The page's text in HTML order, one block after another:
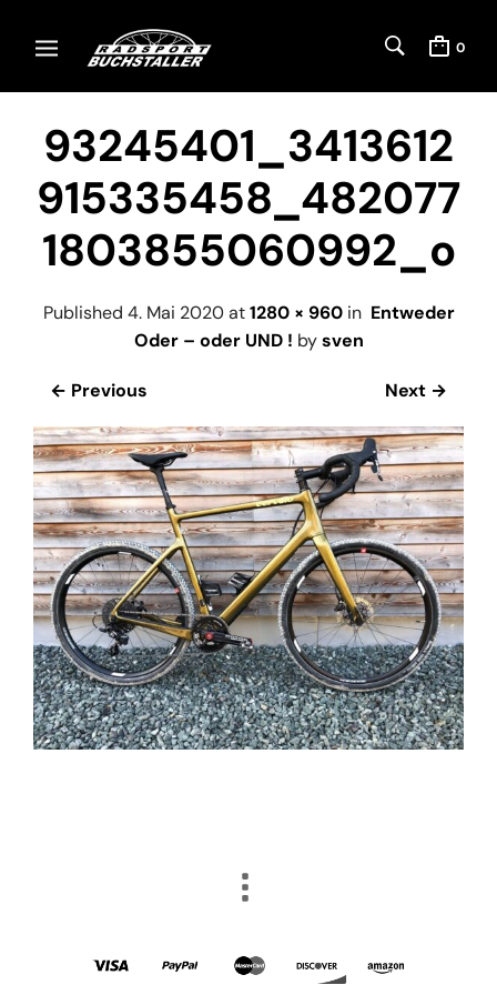
0
93245401_3413612
915335458_482077
1803855060992_o
Published 4. Mai 2020at1280 × 960in Entweder
Oder – oder UND ! bysven
← Previous Next →